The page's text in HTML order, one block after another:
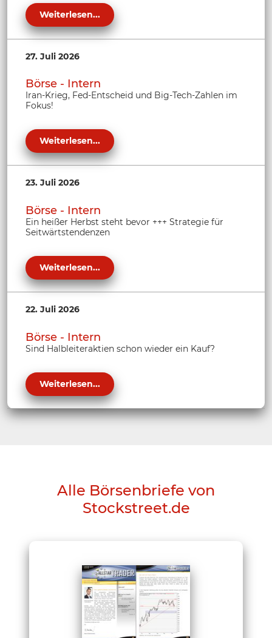
Weiterlesen...
27. Juli 2026
Börse - Intern
Iran-Krieg, Fed-Entscheid und Big-Tech-Zahlen im
Fokus!
Weiterlesen...
23. Juli 2026
Börse - Intern
Ein heißer Herbst steht bevor +++ Strategie für
Seitwärtstendenzen
Weiterlesen...
22. Juli 2026
Börse - Intern
Sind Halbleiteraktien schon wieder ein Kauf?
Weiterlesen...
Alle Börsenbriefe von
Stockstreet.de